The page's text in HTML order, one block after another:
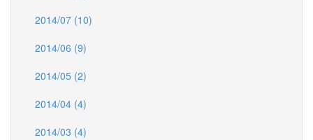
2014/07 (10)
2014/06 (9)
2014/05 (2)
2014/04 (4)
2014/03 (4)